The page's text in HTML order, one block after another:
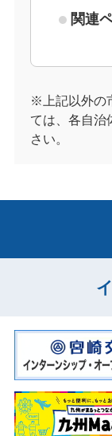
関連
※上記以外の
ては、各自治
さい。